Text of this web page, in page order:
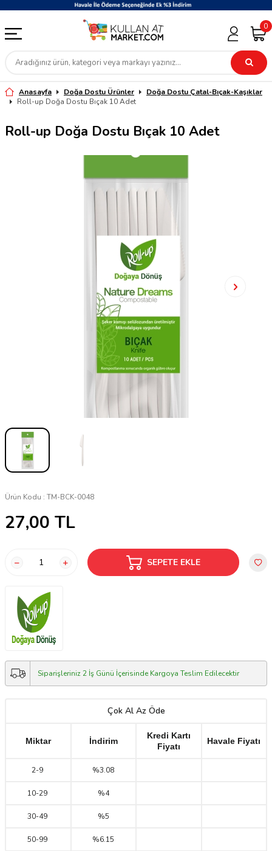
0
Anasayfa Doğa Dostu Ürünler
Doğa Dostu Çatal-Bıçak-Kaşıklar
Roll-up Doğa Dostu Bıçak 10 Adet
Roll-up Doğa Dostu Bıçak 10 Adet
Ürün Kodu : TM-BCK-0048
27,00 TL
SEPETE EKLE
Siparişleriniz 2 İş Günü İçerisinde Kargoya Teslim Edilecektir
Çok Al Az Öde
Miktar İndirim
Kredi Kartı
Fiyatı
Havale Fiyatı
2-9 %3.08
10-29 %4
30-49 %5
50-99 %6.15